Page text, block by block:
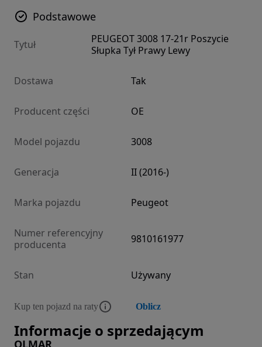
Podstawowe
Tytuł
PEUGEOT 3008 17-21r Poszycie
Słupka Tył Prawy Lewy
Dostawa Tak
Producent części OE
Model pojazdu 3008
Generacja II (2016-)
Marka pojazdu Peugeot
Numer referencyjny
producenta
9810161977
Stan Używany
Kup ten pojazd na raty Oblicz
Informacje o sprzedającym
OLMAR